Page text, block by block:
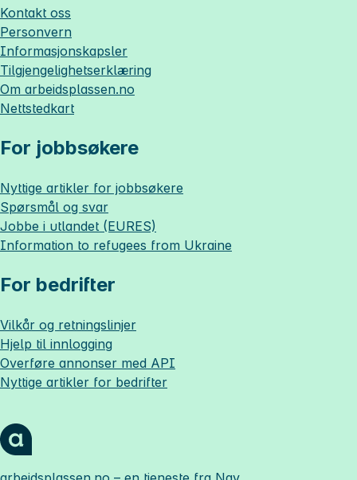
Kontakt oss
Personvern
Informasjonskapsler
Tilgjengelighetserklæring
Om arbeidsplassen.no
Nettstedkart
For jobbsøkere
Nyttige artikler for jobbsøkere
Spørsmål og svar
Jobbe i utlandet (EURES)
Information to refugees from Ukraine
For bedrifter
Vilkår og retningslinjer
Hjelp til innlogging
Overføre annonser med API
Nyttige artikler for bedrifter